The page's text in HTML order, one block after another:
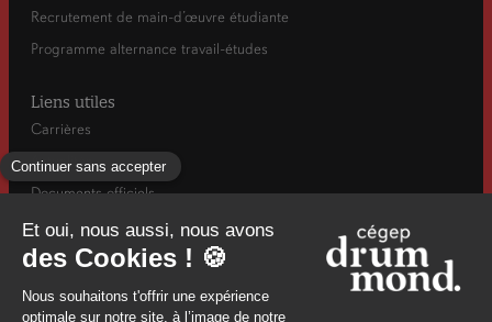
Recrutement de main-d’œuvre étudiante
Programme alternance travail-études
Liens utiles
Carrières
Actualités
Documents officiels
Info-rentrée automne
Mesures d’urgence / Santé et sécurité
960, rue Saint-Georges, Drummondville, (Québec) J2C 6A2